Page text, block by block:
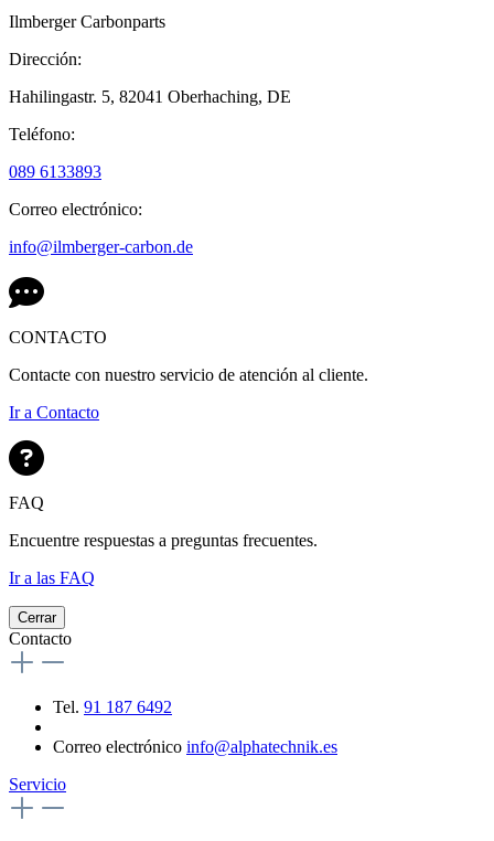
Ilmberger Carbonparts
Dirección:
Hahilingastr. 5, 82041 Oberhaching, DE
Teléfono:
089 6133893
Correo electrónico:
info@ilmberger-carbon.de
CONTACTO
Contacte con nuestro servicio de atención al cliente.
Ir a Contacto
FAQ
Encuentre respuestas a preguntas frecuentes.
Ir a las FAQ
Cerrar
Contacto
Tel. 91 187 6492
Correo electrónico info@alphatechnik.es
Servicio